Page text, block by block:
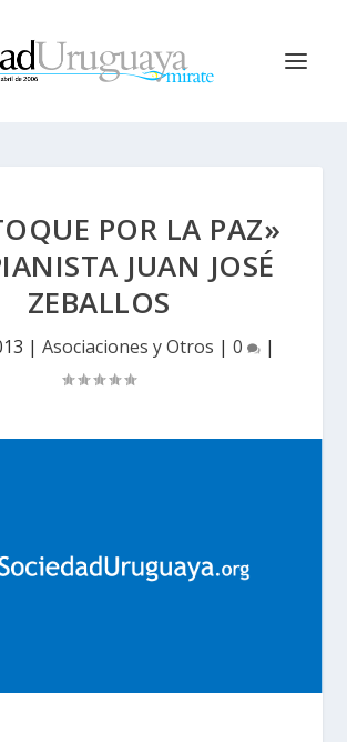
POR LA PAZ»
JUAN JOSÉ
ZEBALLOS
| Asociaciones y Otros | 0 |